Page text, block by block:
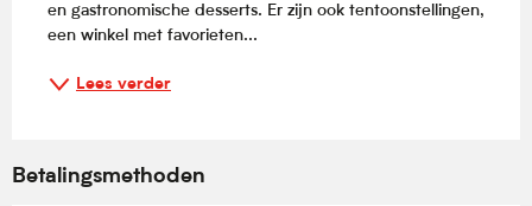
en gastronomische desserts. Er zijn ook tentoonstellingen,
een winkel met favorieten...
Lees verder
Betalingsmethoden